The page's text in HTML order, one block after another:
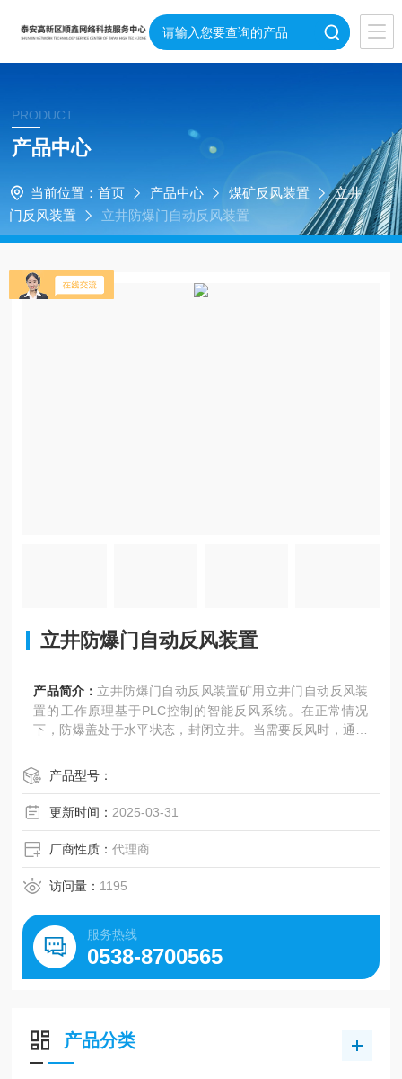
PRODUCT
产品中心
当前位置： 首页 产品中心 煤矿反风装置
立井
门反风装置
立井防爆门自动反风装置
立井防爆门自动反风装置
产品简介： 立井防爆门自动反风装置矿用立井门自动反风装
置的工作原理基于PLC控制的智能反风系统。在正常情况
下，防爆盖处于水平状态，封闭立井。当需要反风时，通过
下压，将防爆盖压紧，从而实现风流反向。反风结束后，再
次操作按钮，反风装置松开，防爆盖在重锤装置的作用下恢
复到自然状态。
产品型号：
更新时间： 2025-03-31
厂商性质：代理商
访问量： 1195
服务热线
0538-8700565
产品分类